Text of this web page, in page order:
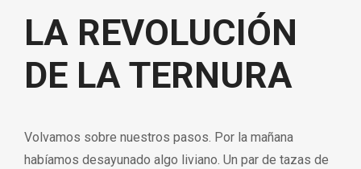
LA REVOLUCIÓN
DE LA TERNURA
Volvamos sobre nuestros pasos. Por la mañana
habíamos desayunado algo liviano. Un par de tazas de